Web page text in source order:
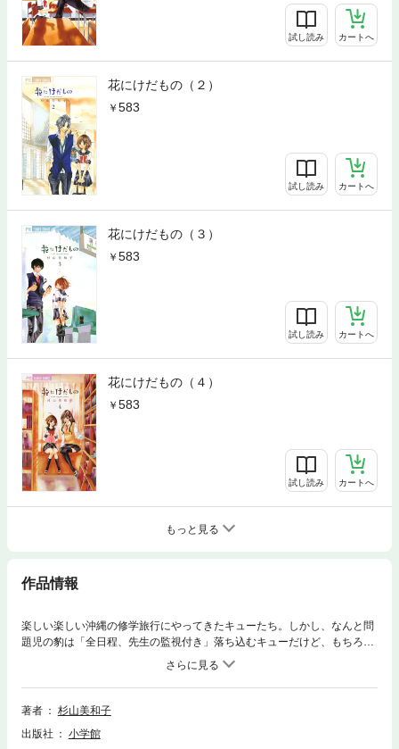
試し読み カートへ
花にけだもの（２）
583
試し読み カートへ
花にけだもの（３）
583
試し読み カートへ
花にけだもの（４）
583
試し読み カートへ
もっと見る
作品情報
楽しい楽しい沖縄の修学旅行にやってきたキューたち。しかし、なんと問
題児の豹は「全日程、先生の監視付き」落ち込むキューだけど、もちろ
ん、豹は先生の目をかいくぐってキューのもとへ。修学旅行は波乱とラブ
がいっぱい。そんな時、キューの知らないところで、豹の過去が明らか
に･･･！?キューはこの豹の過去を乗り越えられるのか?キューが真実を知
るとき、恋の嵐が巻き起こる！苦しくても、切なくても、大事なこの恋を
ないの?
著者
杉山美和子
出版社
小学館